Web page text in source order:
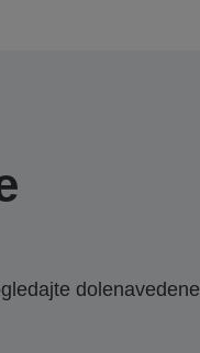
dolenavedene